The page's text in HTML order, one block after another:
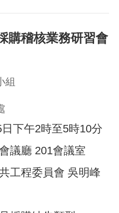
購稽核業務研習會
組
日下午2時至5時10分
議廳 201會議室
工程委員會 吳明峰